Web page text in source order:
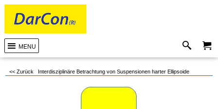
MENU
<< Zurück Interdisziplinäre Betrachtung von Suspensionen harter Ellipsoide